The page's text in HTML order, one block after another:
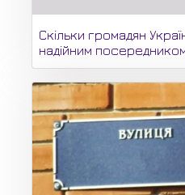
Скільки громадян
надійним